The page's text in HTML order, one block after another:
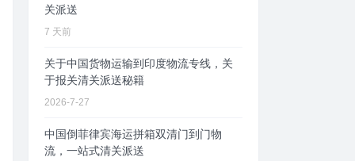
关派送
7 天前
关于中国货物运输到印度物流专线，关
于报关清关派送秘籍
2026-7-27
中国倒菲律宾海运拼箱双清门到门物
流，一站式清关派送